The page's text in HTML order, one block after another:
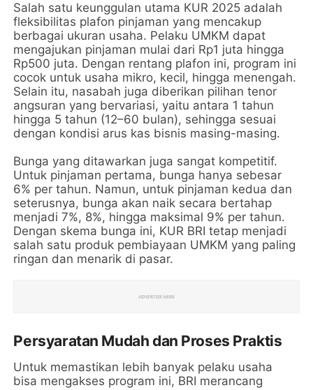
Salah satu keunggulan utama KUR 2025 adalah
fleksibilitas plafon pinjaman yang mencakup
berbagai ukuran usaha. Pelaku UMKM dapat
mengajukan pinjaman mulai dari Rp1 juta hingga
Rp500 juta. Dengan rentang plafon ini, program ini
cocok untuk usaha mikro, kecil, hingga menengah.
Selain itu, nasabah juga diberikan pilihan tenor
angsuran yang bervariasi, yaitu antara 1 tahun
hingga 5 tahun (12–60 bulan), sehingga sesuai
dengan kondisi arus kas bisnis masing-masing.
Bunga yang ditawarkan juga sangat kompetitif.
Untuk pinjaman pertama, bunga hanya sebesar
6% per tahun. Namun, untuk pinjaman kedua dan
seterusnya, bunga akan naik secara bertahap
menjadi 7%, 8%, hingga maksimal 9% per tahun.
Dengan skema bunga ini, KUR BRI tetap menjadi
salah satu produk pembiayaan UMKM yang paling
ringan dan menarik di pasar.
Persyaratan Mudah dan Proses Praktis
Untuk memastikan lebih banyak pelaku usaha
bisa mengakses program ini, BRI merancang